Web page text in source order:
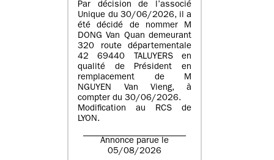
Par décision de l’associé
Unique du 30/06/2026, il a
été décidé de nommer M
DONG Van Quan demeurant
320 route départementale
42 69440 TALUYERS en
qualité de Président en
remplacement de M
NGUYEN Van Vieng, à
compter du 30/06/2026.
Modification au RCS de
LYON.
Annonce parue le
05/08/2026